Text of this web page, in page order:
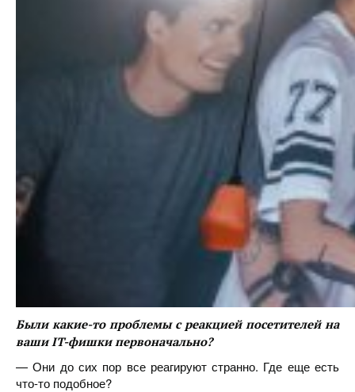
Были какие-то проблемы с реакцией посетителей на
ваши IT-фишки первоначально?
— Они до сих пор все реагируют странно. Где еще есть
что-то подобное?